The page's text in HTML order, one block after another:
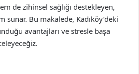
de zihinsel sağlığı destekleyen,
sunar. Bu makalede, Kadıköy’deki
avantajları ve stresle başa